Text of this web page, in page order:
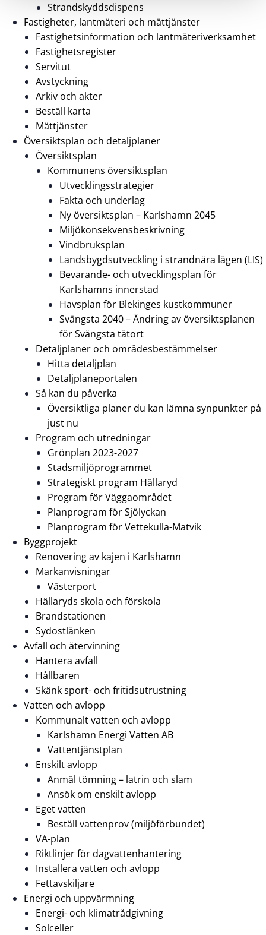
Strandskyddsdispens
Fastigheter, lantmäteri och mättjänster
Fastighetsinformation och lantmäteriverksamhet
Fastighetsregister
Servitut
Avstyckning
Arkiv och akter
Beställ karta
Mättjänster
Översiktsplan och detaljplaner
Översiktsplan
Kommunens översiktsplan
Utvecklingsstrategier
Fakta och underlag
Ny översiktsplan – Karlshamn 2045
Miljökonsekvensbeskrivning
Vindbruksplan
Landsbygdsutveckling i strandnära lägen (LIS)
Bevarande- och utvecklingsplan för
Karlshamns innerstad
Havsplan för Blekinges kustkommuner
Svängsta 2040 – Ändring av översiktsplanen
för Svängsta tätort
Detaljplaner och områdesbestämmelser
Hitta detaljplan
Detaljplaneportalen
Så kan du påverka
Översiktliga planer du kan lämna synpunkter på
just nu
Program och utredningar
Grönplan 2023-2027
Stadsmiljöprogrammet
Strategiskt program Hällaryd
Program för Väggaområdet
Planprogram för Sjölyckan
Planprogram för Vettekulla-Matvik
Byggprojekt
Renovering av kajen i Karlshamn
Markanvisningar
Västerport
Hällaryds skola och förskola
Brandstationen
Sydostlänken
Avfall och återvinning
Hantera avfall
Hållbaren
Skänk sport- och fritidsutrustning
Vatten och avlopp
Kommunalt vatten och avlopp
Karlshamn Energi Vatten AB
Vattentjänstplan
Enskilt avlopp
Anmäl tömning – latrin och slam
Ansök om enskilt avlopp
Eget vatten
Beställ vattenprov (miljöförbundet)
VA-plan
Riktlinjer för dagvattenhantering
Installera vatten och avlopp
Fettavskiljare
Energi och uppvärmning
Energi- och klimatrådgivning
Solceller